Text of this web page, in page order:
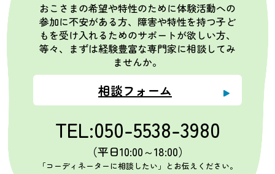
おこさまの希望や特性のために体験活動への
参加に不安がある方、障害や特性を持つ子ど
もを受け入れるためのサポートが欲しい方、
等々、まずは経験豊富な専門家に相談してみ
ませんか。
相談フォーム
TEL:050-5538-3980
（平日10:00～18:00）
「コーディネーターに相談したい」とお伝えください。